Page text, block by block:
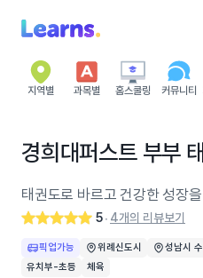
지역별 과목별 홈스쿨링 커뮤니티
경희대퍼스트 부부
태권도로 바르고 건강한 성장
5‧ 4개의 리뷰보기
픽업가능 위례신도시 성남시
유치부-초등
체육